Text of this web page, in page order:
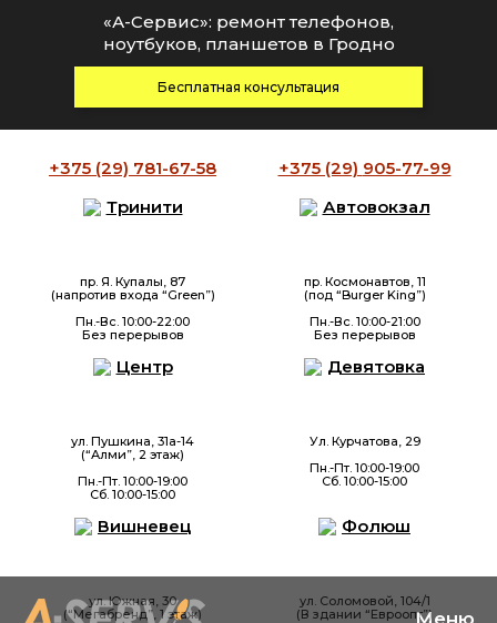
+375 (29) 781-67-58 +375 (29) 905-77-99
Тринити
пр. Я. Купалы, 87
(напротив входа “Green”)
Пн.-Вс. 10:00-22:00
Без перерывов
Автовокзал
пр. Космонавтов, 11
(под “Burger King”)
Пн.-Вс. 10:00-21:00
Без перерывов
Центр
ул. Пушкина, 31а-14
(“Алми”, 2 этаж)
Пн.-Пт. 10:00-19:00
Сб. 10:00-15:00
Девятовка
Ул. Курчатова, 29
Пн.-Пт. 10:00-19:00
Сб. 10:00-15:00
Вишневец
ул. Южная, 30
(“Мегабренд”, 1 этаж)
Фолюш
ул. Соломовой, 104/1
(В здании “Евроопт”)
«А-Сервис»: ремонт телефонов,
ноутбуков, планшетов в Гродно
Бесплатная консультация